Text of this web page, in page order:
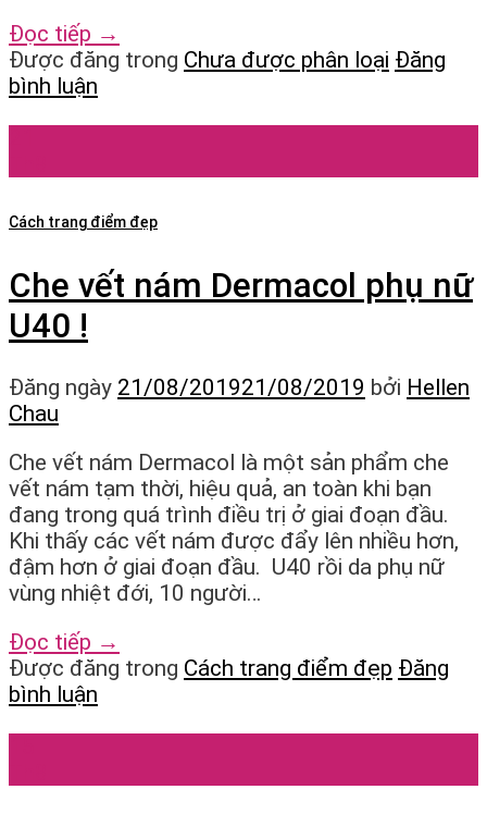
Đọc tiếp →
Được đăng trong Chưa được phân loại Đăng
bình luận
Cách trang điểm đẹp
Che vết nám Dermacol phụ nữ
U40 !
Đăng ngày 21/08/201921/08/2019 bởi Hellen
Chau
Che vết nám Dermacol là một sản phẩm che
vết nám tạm thời, hiệu quả, an toàn khi bạn
đang trong quá trình điều trị ở giai đoạn đầu.
Khi thấy các vết nám được đẩy lên nhiều hơn,
đậm hơn ở giai đoạn đầu. U40 rồi da phụ nữ
vùng nhiệt đới, 10 người…
Đọc tiếp →
Được đăng trong Cách trang điểm đẹp Đăng
bình luận